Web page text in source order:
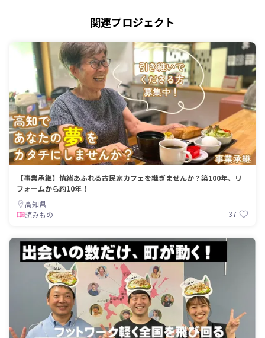
関連プロジェクト
【事業承継】情緒あふれる古民家カフェを継ぎませんか？築100年、リ
フォームから約10年！
高知県
読みもの
37